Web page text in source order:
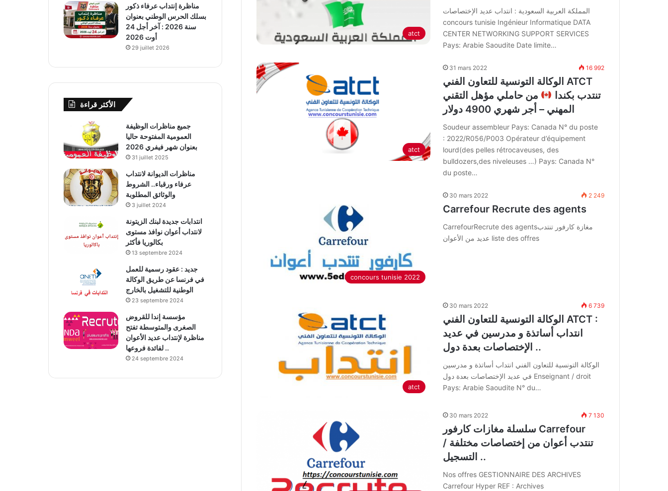
atct
المملكة العربية السعودية : انتداب عديد الإختصاصات
concours tunisie Ingénieur Informatique DATA
CENTER NETWORKING SUPPORT SERVICES
Pays: Arabie Saoudite Date limite…
atct
31 mars 2022 16 992
الوكالة التونسية للتعاون الفني ATCT
تنتدب بكندا
من حاملي مؤهل التقني
المهني – أجر شهري 4900 دولار
Soudeur assembleur Pays: Canada N° du poste
: 2022/R056/P003 Opérateur d’équipement
lourd(des pelles rétrocaveuses, des
bulldozers,des niveleuses …) Pays: Canada N°
du poste…
concours tunisie 2022
30 mars 2022 2 249
Carrefour Recrute des agents
CarrefourRecrute des agentsمغازة كارفور تنتدب
عديد من الأعوان liste des offres
atct
30 mars 2022 6 739
الوكالة التونسية للتعاون الفني ATCT :
انتداب أساتذة و مدرسين في عديد
الإختصاصات بعدة دول ..
الوكالة التونسية للتعاون الفني انتداب أساتذة و مدرسين
في عديد الإختصاصات بعدة دول Enseignant / droit
Pays: Arabie Saoudite N° du…
30 mars 2022 7 130
سلسلة مغازات كارفور Carrefour
تنتدب أعوان من إختصاصات مختلفة /
التسجيل ..
Nos offres GESTIONNAIRE DES ARCHIVES
Carrefour Hyper REF : Archives
مناظرة إنتداب عرفاء ذكور
بسلك الحرس الوطني بعنوان
سنة 2026 : آخر أجل 24
أوت 2026
29 juillet 2026
الأكثر قراءة
جميع مناظرات الوظيفة
العمومية المفتوحة حاليا
بعنوان شهر فيفري 2026
31 juillet 2025
مناظرات الديوانة لانتداب
عرفاء ورقباء.. الشروط
والوثائق المطلوبة
3 juillet 2024
انتدابات جديدة لبنك الزيتونة
لانتداب أعوان نوافذ مستوى
بكالوريا فأكثر
13 septembre 2024
جديد : عقود رسمية للعمل
في فرنسا عن طريق الوكالة
الوطنية للتشغيل بالخارج
23 septembre 2024
مؤسسة إندا للقروض
الصغرى والمتوسطة تفتح
مناظرة لإنتداب عديد الأعوان
لفائدة فروعها ..
24 septembre 2024